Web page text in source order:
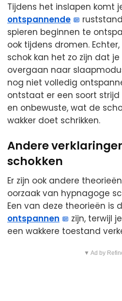
Tijdens het inslapen komt
ontspannende
spieren beginnen te
ook tijdens dromen.
schok kan het zo zijn dat
overgaan naar
nog niet volledig
ontstaat er een soort
en onbewuste, wat de
wakker doet schrikken.
Andere
schokken
Er zijn ook andere
oorzaak van hypnagoge
Een van deze theorieën is
ontspannen
zijn, terwijl
een wakkere toestand
▼ Ad by